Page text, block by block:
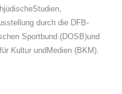
durch die DFB-
Sportbund (DOSB)und
Kultur undMedien (BKM).